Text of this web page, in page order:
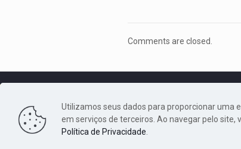
Comments are closed.
Utilizamos seus dados para proporcionar uma
em serviços de terceiros. Ao navegar pelo
Política de Privacidade